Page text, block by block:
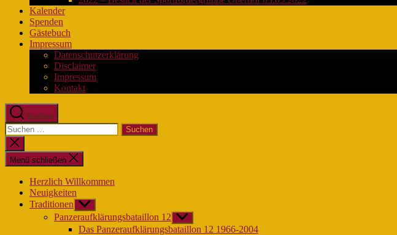
Kalender
Spenden
Gästebuch
Impressum
Datenschutzerklärung
Disclaimer
Impressum
Kontakt
Suchen
Suchen
nach:
Suche
schließen
Menü schließen
Herzlich Willkommen
Neuigkeiten
Traditionen Untermenü
anzeigen
Panzeraufklärungsbataillon 12 Untermenü
anzeigen
Das Panzeraufklärungsbataillon 12 1966-2004